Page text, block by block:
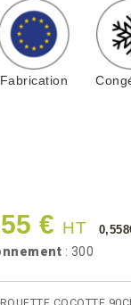
Fabrication
€ HT
: 300